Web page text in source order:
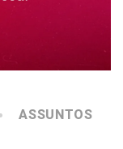
ASSUNTOS